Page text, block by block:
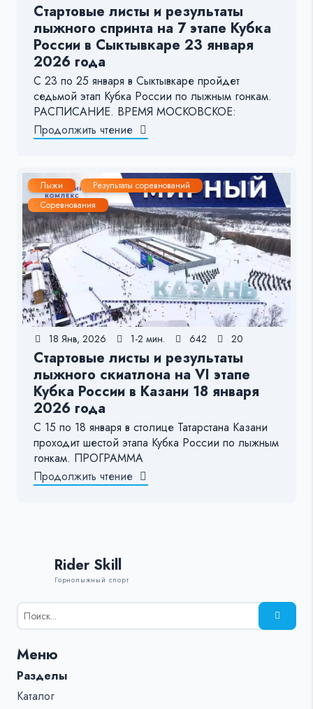
Стартовые листы и результаты
лыжного спринта на 7 этапе Кубка
России в Сыктывкаре 23 января
2026 года
С 23 по 25 января в Сыктывкаре пройдет
седьмой этап Кубка России по лыжным гонкам.
РАСПИСАНИЕ. ВРЕМЯ МОСКОВСКОЕ:
Продолжить чтение
Лыжи
Результаты соревнований
Соревнования
18 Янв, 2026 1-2 мин. 642 20
Стартовые листы и результаты
лыжного скиатлона на VI этапе
Кубка России в Казани 18 января
2026 года
С 15 по 18 января в столице Татарстана Казани
проходит шестой этапа Кубка России по лыжным
гонкам. ПРОГРАММА
Продолжить чтение
Rider Skill
Горнолыжный спорт
Результаты
поиска
%s:
Меню
Разделы
Каталог